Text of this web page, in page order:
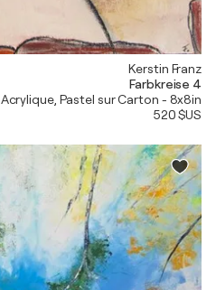
Kerstin Franz
Farbkreise 4
Acrylique, Pastel sur Carton - 8x8in
520 $US